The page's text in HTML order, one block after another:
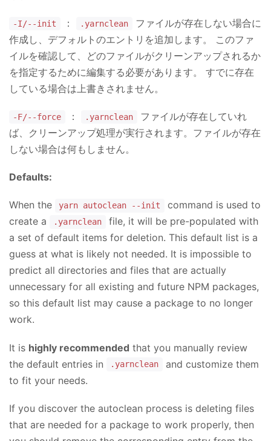
-I/--init ： .yarnclean
ファイルが存在しない場合に
作成し、デフォルトのエントリを追加します。 このファ
イルを確認して、どのファイルがクリーンアップされるか
を指定するために編集する必要があります。 すでに存在
している場合は上書きされません。
-F/--force ： .yarnclean
ファイルが存在していれ
ば、クリーンアップ処理が実行されます。ファイルが存在
しない場合は何もしません。
Defaults:
When the yarn autoclean --init
command is used to
create a
.yarnclean
file, it will be pre-populated with
a set of default items for deletion. This default list is a
guess at what is likely not needed. It is impossible to
predict all directories and files that are actually
unnecessary for all existing and future NPM packages,
so this default list may cause a package to no longer
work.
It is highly recommended that you manually review
the default entries in
.yarnclean
and customize them
to fit your needs.
If you discover the autoclean process is deleting files
that are needed for a package to work properly, then